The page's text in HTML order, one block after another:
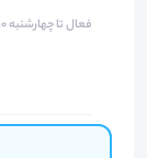
فعال تا چهارشنبه ۱۰ اردیبهشت ۱۴۰۴ ، ساعت ۰۸:۳۰